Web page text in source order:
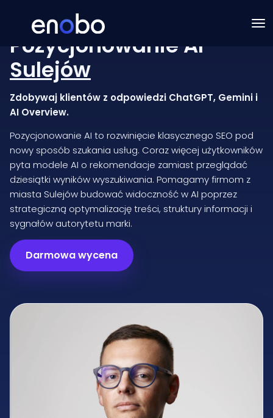
Pozycjonowanie AI
Sulejów
Zdobywaj klientów z odpowiedzi ChatGPT, Gemini i
AI Overview.
Pozycjonowanie AI to rozwinięcie klasycznego SEO pod
nowy sposób szukania usług. Coraz więcej użytkowników
pyta modele AI o rekomendacje zamiast przeglądać
dziesiątki wyników wyszukiwania. Pomagamy firmom z
miasta Sulejów budować widoczność w AI poprzez
strategiczną optymalizację treści, struktury informacji i
sygnałów autorytetu marki.
Darmowa wycena